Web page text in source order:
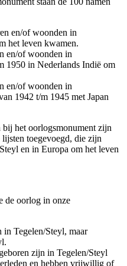
en/of woonden in
het leven kwamen.
en/of woonden in
1950 in Nederlands Indië om
en/of woonden in
1942 t/m 1945 met Japan
bij het oorlogsmonument zijn
lijsten toegevoegd, die zijn
en in Europa om het leven
de oorlog in onze
in Tegelen/Steyl, maar
zijn in Tegelen/Steyl
en hebben vrijwillig of